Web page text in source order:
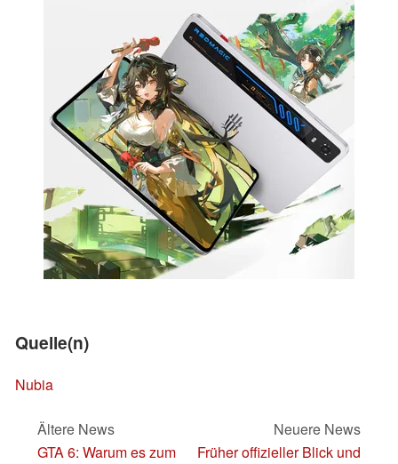
Quelle(n)
Nubia
Ältere News
GTA 6: Warum es zum
Neuere News
Früher offizieller Blick und